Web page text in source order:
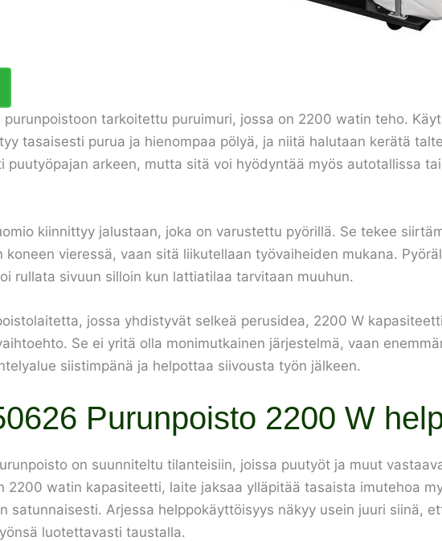
purunpoistoon tarkoitettu puruimuri, jossa on 2200 watin teho.
tasaisesti purua ja hienompaa pölyä, ja niitä halutaan kerätä
puutyöpajan arkeen, mutta sitä voi hyödyntää myös autotallissa
kiinnittyy jalustaan, joka on varustettu pyörillä. Se tekee
koneen vieressä, vaan sitä liikutellaan työvaiheiden mukana.
rullata sivuun silloin kun lattiatilaa tarvitaan muuhun.
jossa yhdistyvät selkeä perusidea, 2200 W
Se ei yritä olla monimutkainen järjestelmä, vaan
siistimpänä ja helpottaa siivousta työn jälkeen.
Purunpoisto 2200 W
on suunniteltu tilanteisiin, joissa puutyöt ja muut
2200 watin kapasiteetti, laite jaksaa ylläpitää tasaista imutehoa
satunnaisesti. Arjessa helppokäyttöisyys näkyy usein juuri siinä,
luotettavasti taustalla.